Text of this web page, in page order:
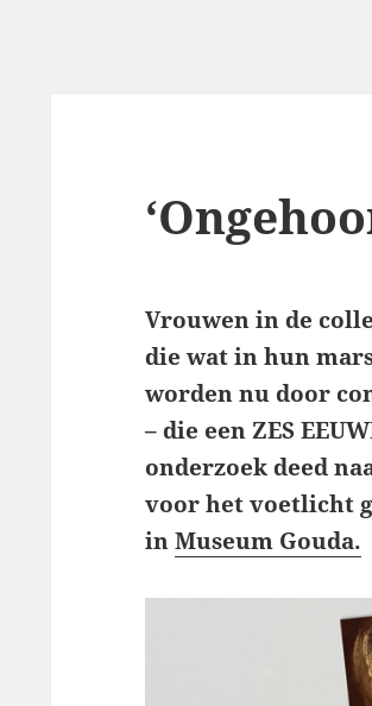
Vrouwen in de
die wat in hun
worden nu door
– die een ZES
onderzoek deed
voor het voetlicht
inMuseum Gouda.